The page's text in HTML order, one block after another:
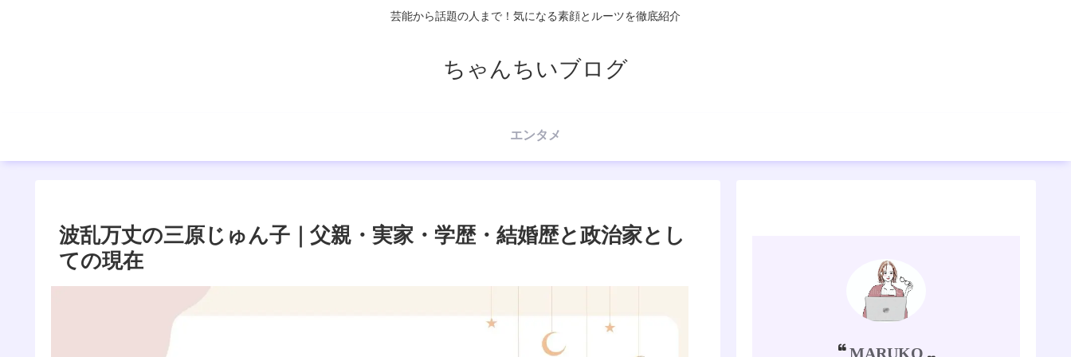
芸能から話題の人まで！気になる素顔とルーツを徹底紹介
ちゃんちいブログ
エンタメ
波乱万丈の三原じゅん子｜父親・実家・学歴・結婚歴と政治家とし
ての現在
MARUKO